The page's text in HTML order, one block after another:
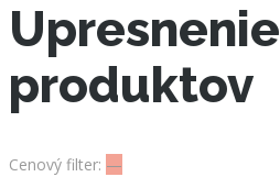
Upresnenie
produktov
Cenový filter: —